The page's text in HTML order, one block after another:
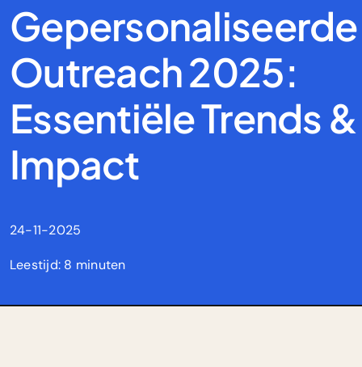
Gepersonaliseerde
Outreach 2025:
Essentiële Trends &
Impact
24-11-2025
Leestijd: 8 minuten